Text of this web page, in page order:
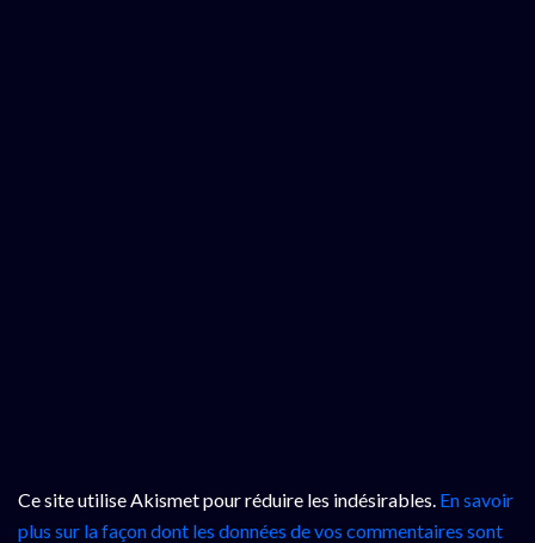
Ce site utilise Akismet pour réduire les indésirables. En savoir
plus sur la façon dont les données de vos commentaires sont